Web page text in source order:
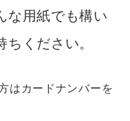
用紙でも構い
ください。
はカードナンバーを